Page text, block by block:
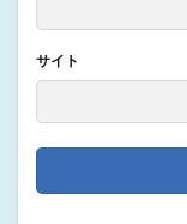
サイト